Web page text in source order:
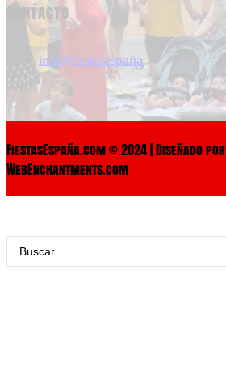
Contacto
info@fiestasespaña
FiestasEspaña.com © 2024 | Diseñado por
WebEnchantments.com